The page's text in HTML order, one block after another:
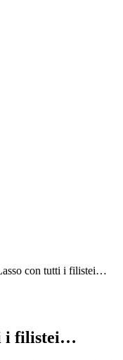
con tutti i filistei…
i filistei…